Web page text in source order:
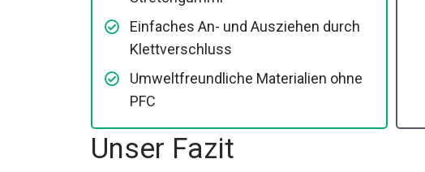
Einfaches An- und Ausziehen durch
Klettverschluss
Umweltfreundliche Materialien ohne
PFC
Unser Fazit